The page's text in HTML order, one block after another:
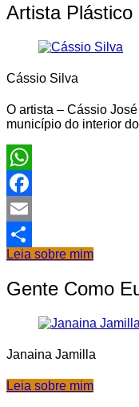
Artista Plástico
Cássio Silva
O artista – Cássio
município do interior
WhatsApp
Facebook
Email
Share
Leia sobre mim
Gente Como
Janaina Jamilla
Leia sobre mim